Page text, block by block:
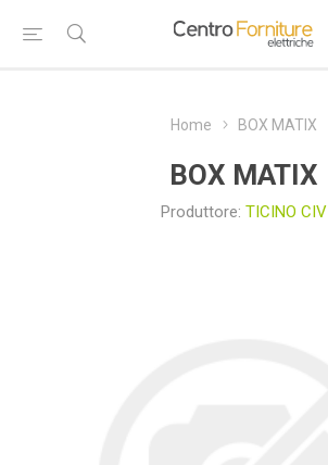
Home BOX MATIX
BOX MATIX
Produttore: TICINO CIV